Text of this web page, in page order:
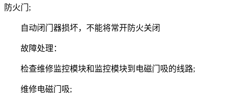
防火门;
自动闭门器损坏，不能将常开防火关闭
故障处理：
检查维修监控模块和监控模块到电磁门吸的线路;
维修电磁门吸;